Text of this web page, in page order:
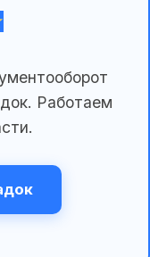
Работаем